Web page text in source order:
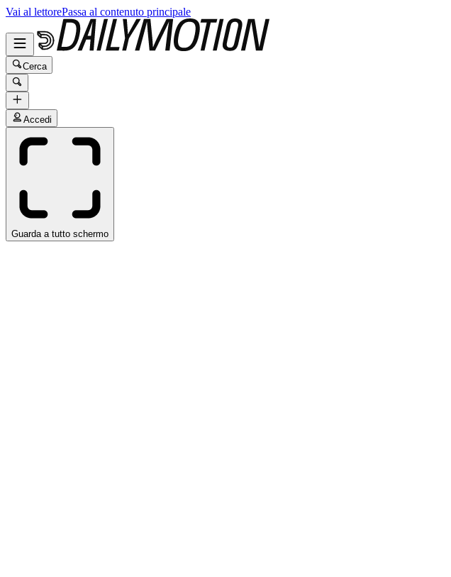
Vai al lettorePassa al contenuto principale
Cerca
Accedi
Guarda a tutto schermo